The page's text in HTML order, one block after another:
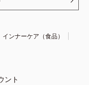
インナーケア（食品）
ント